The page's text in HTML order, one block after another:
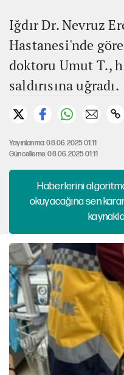
Iğdır Dr. Nevruz
Hastanesi'nde
doktoru Umut T.,
saldırısına uğradı.
Yayınlanma: 08.06.2025 01:11
Güncelleme: 08.06.2025 01:11
Haberlerini
okuyacağına sen